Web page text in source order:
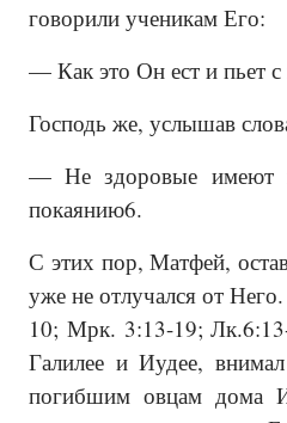
говорили ученикам Его:
— Как это Он ест и пьет
Господь же, услышав
— Не здоровые имеют
покаянию6.
С этих пор, Матфей,
уже не отлучался от
10; Мрк. 3:13-19;
Галилее и Иудее,
погибшим овцам дома